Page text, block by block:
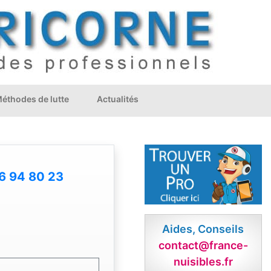
de lutte Actualités
94 80 23
Aides, Conseils
contact@france-
nuisibles.fr